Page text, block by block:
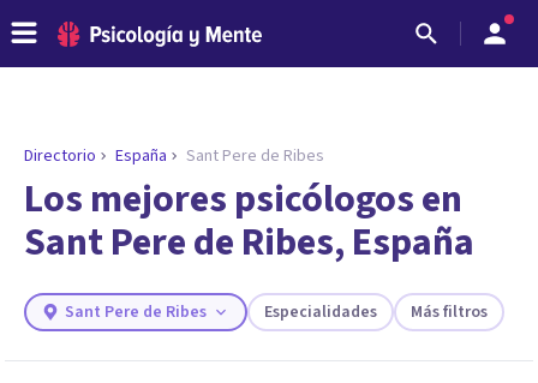
ENCONTRAR MI TERAPEUTA
¿Necesitas ayuda para encontrar el
psicólogo adecuado?
Responde a unas breves preguntas y te ofreceremos
necesidades.
Directorio España Sant Pere de Ribes
Los mejores psicólogos en
Sant Pere de Ribes, España
Sant Pere de Ribes Especialidades Más filtros